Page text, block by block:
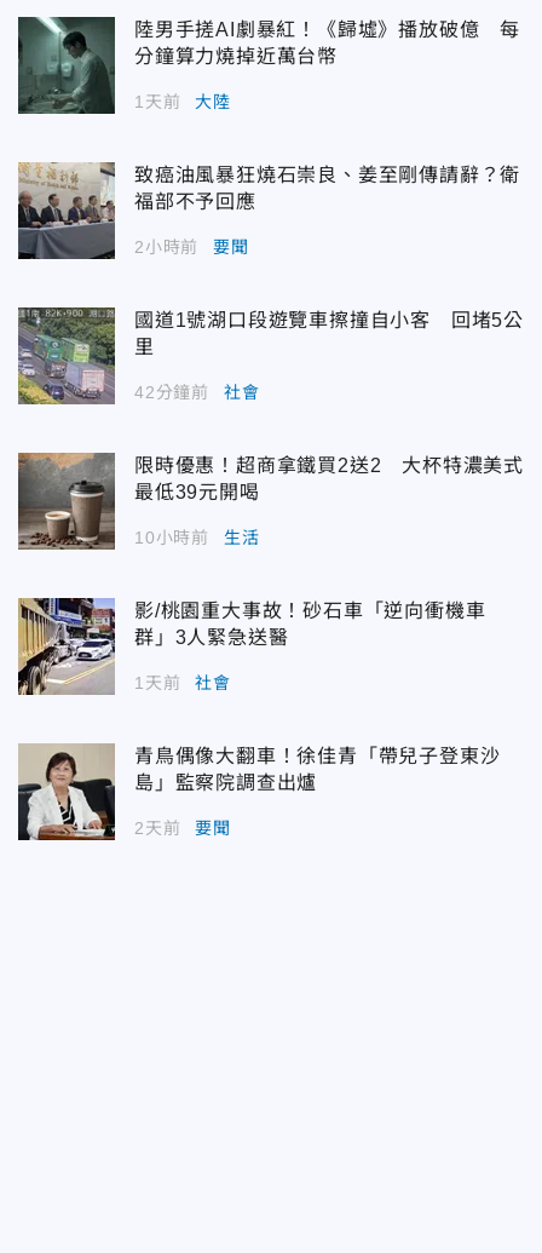
陸男手搓AI劇暴紅！《歸墟》播放破億 每
分鐘算力燒掉近萬台幣
1天前 大陸
致癌油風暴狂燒石崇良、姜至剛傳請辭？衛
福部不予回應
2小時前 要聞
國道1號湖口段遊覽車擦撞自小客 回堵5公
里
42分鐘前 社會
限時優惠！超商拿鐵買2送2 大杯特濃美式
最低39元開喝
10小時前 生活
影/桃園重大事故！砂石車「逆向衝機車
群」3人緊急送醫
1天前 社會
青鳥偶像大翻車！徐佳青「帶兒子登東沙
島」監察院調查出爐
2天前 要聞